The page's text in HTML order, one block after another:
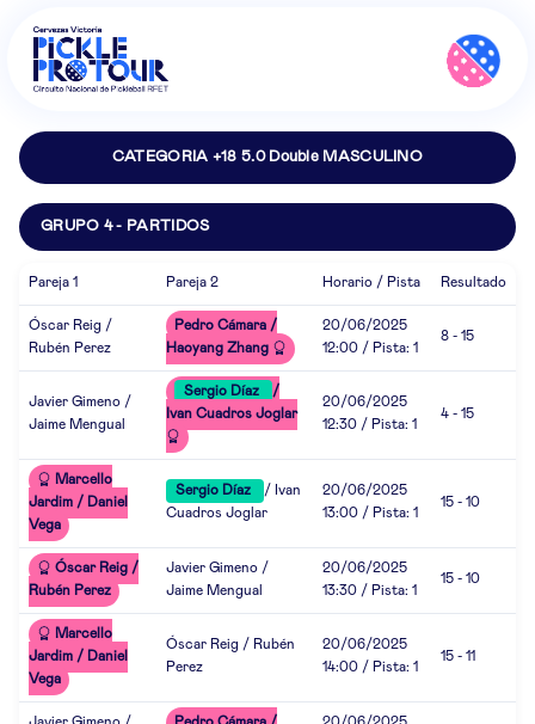
CATEGORIA +18 5.0 Double MASCULINO
GRUPO 4 - PARTIDOS
Pareja 1 Pareja 2 Horario / Pista Resultado
Óscar Reig /
Rubén Perez
Pedro Cámara /
Haoyang Zhang
20/06/2025
12:00 / Pista: 1
8 - 15
Javier Gimeno /
Jaime Mengual
Sergio Díaz
/
Ivan Cuadros Joglar
20/06/2025
12:30 / Pista: 1
4 - 15
Marcello
Jardim / Daniel
Vega
Sergio Díaz
/ Ivan
Cuadros Joglar
20/06/2025
13:00 / Pista: 1
15 - 10
Óscar Reig /
Rubén Perez
Javier Gimeno /
Jaime Mengual
20/06/2025
13:30 / Pista: 1
15 - 10
Marcello
Jardim / Daniel
Vega
Óscar Reig / Rubén
Perez
20/06/2025
14:00 / Pista: 1
15 - 11